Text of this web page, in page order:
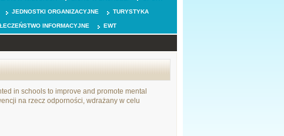
JEDNOSTKI ORGANIZACYJNE TURYSTYKA
INFORMACYJNE EWT
in schools to improve and promote mental
na rzecz odporności, wdrażany w celu